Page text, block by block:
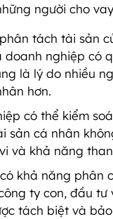
người cho
tách tài sản
doanh nghiệp có
là lý do nhiều
hơn.
có thể kiểm
sản cá nhân
và khả năng
khả năng phân
ty con, đầu
tách biệt và